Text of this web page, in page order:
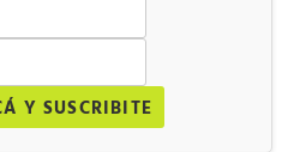
Y SUSCRIBITE